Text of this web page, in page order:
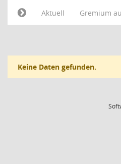
Aktuell
Gremium
Keine Daten gefunden.